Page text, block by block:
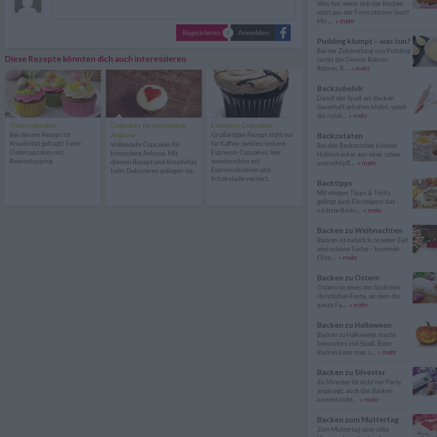
Registrieren Anmelden
Diese Rezepte könnten dich auch interessieren
Ostercupcakes
Bei diesem Rezept ist
Kreativität gefragt! Feine
Ostercupcakes mit
Beerentopping.
Cupcakes für besondere
Anlässe
Vollendete Cupcakes für
besondere Anlässe. Mit
diesem Rezept und Kreativität
beim Dekorieren gelingen sie.
Espresso-Cupcakes
Großartiges Rezept nicht nur
für Kaffee-Junkies: leckere
Espresso-Cupcakes, hier
wunderschön mit
Espressobohnen und
Schokolade verziert.
Was tun, wenn sich der Kuchen
nicht aus der Form stürzen lässt?
Mit ... » mehr
Pudding klumpt – was tun?
Bei der Zubereitung von Pudding
lautet die Devise: Rühren,
Rühren, R... » mehr
Backzubehör
Damit der Spaß am Backen
dauerhaft erhalten bleibt, spielt
die richti... » mehr
Backzutaten
Bei den Backzutaten können
Hobbybäcker aus einer schier
unerschöpfl... » mehr
Backtipps
Mit einigen Tipps & Tricks
gelingt auch Einsteigern das
nächste Backr... » mehr
Backen zu Weihnachten
Backen ist natürlich zu jeder Zeit
eine schöne Sache – kommen
Ofen... » mehr
Backen zu Ostern
Ostern ist eines der höchsten
christlichen Feste, an dem die
ganze Fa... » mehr
Backen zu Halloween
Backen zu Halloween macht
besonders viel Spaß. Beim
Backen kann man s... » mehr
Backen zu Silvester
Zu Silvester ist nicht nur Party
angesagt, auch das Backen
kommt nicht... » mehr
Backen zum Muttertag
Zum Muttertag eine süße